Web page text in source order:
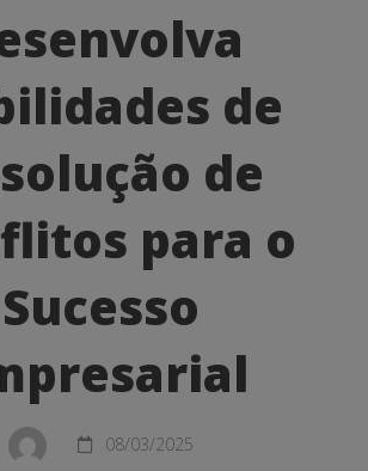
de
de
para o
Sucesso
08/03/2025